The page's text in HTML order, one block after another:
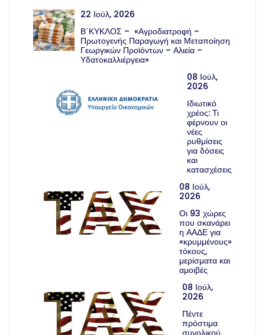
22 Ιούλ, 2026
Β΄ΚΥΚΛΟΣ – «Αγροδιατροφή –
Πρωτογενής Παραγωγή και Μεταποίηση
Γεωργικών Προϊόντων – Αλιεία –
Υδατοκαλλιέργεια»
08 Ιούλ,
2026
Ιδιωτικό
χρέος: Τι
φέρνουν οι
νέες
ρυθμίσεις
για δόσεις
και
κατασχέσεις
08 Ιούλ,
2026
Οι 93 χώρες
που σκανάρει
η ΑΑΔΕ για
«κρυμμένους»
τόκους,
μερίσματα και
αμοιβές
08 Ιούλ,
2026
Πέντε
πρόστιμα
συνολικού